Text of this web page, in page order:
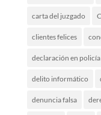
carta del juzgado
clientes felices
declaración en policía
delito informático
denuncia falsa